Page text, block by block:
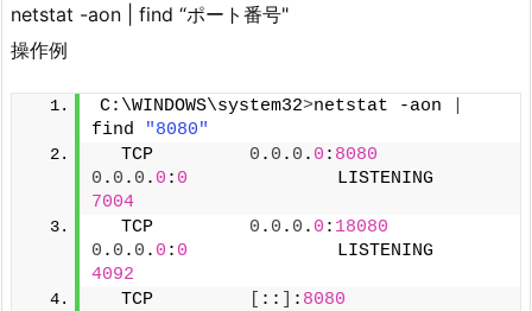
netstat -aon | find “ポート番号"
操作例
C:\WINDOWS\system32>netstat -aon
find
"8080"
  TCP
0 . 0 . 0 . 0 : 8080
0 . 0 . 0 . 0 : 0
7004
  TCP
0 . 0 . 0 . 0 : 18080
0 . 0 . 0 . 0 : 0
4092
  TCP
:: : 8080